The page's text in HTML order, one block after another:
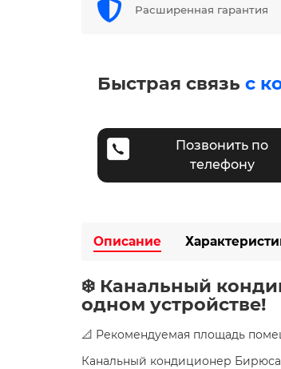
Расширенная гарантия
Быстрая связь с
Позвонить по
телефону
Описание
❄️ Канальный
одном устройстве!
📐 Рекомендуемая площадь
Канальный кондиционер